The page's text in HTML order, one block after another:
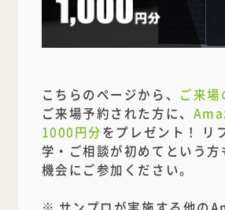
こちらのページから、 ご来場
ご来場予約された方に、
1000円分をプレゼント！ リ
学・ご相談が初めてという方
機会にご参加ください。